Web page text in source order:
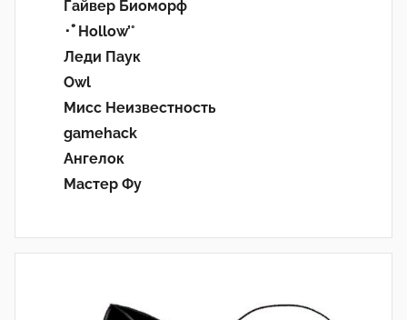
Гайвер Биоморф
･ﾟHollow’°
Леди Паук
Owl
Мисс Неизвестность
gamehack
Ангелок
Мастер Фу